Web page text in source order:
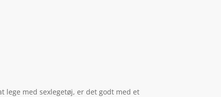
lege med sexlegetøj, er det godt med et